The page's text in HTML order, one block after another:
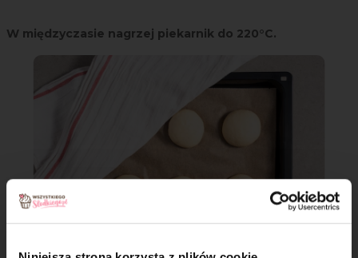
W międzyczasie nagrzej piekarnik do 220°C.